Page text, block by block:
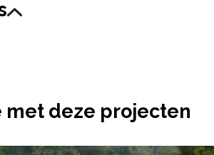
met deze projecten